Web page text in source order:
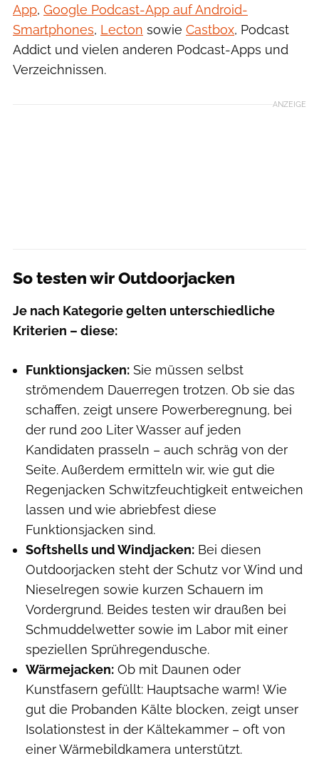
App, Google Podcast-App auf Android-
Smartphones, Lecton sowie Castbox, Podcast
Addict und vielen anderen Podcast-Apps und
Verzeichnissen.
ANZEIGE
So testen wir Outdoorjacken
Je nach Kategorie gelten unterschiedliche
Kriterien – diese:
Funktionsjacken: Sie müssen selbst
strömendem Dauerregen trotzen. Ob sie das
schaffen, zeigt unsere Powerberegnung, bei
der rund 200 Liter Wasser auf jeden
Kandidaten prasseln – auch schräg von der
Seite. Außerdem ermitteln wir, wie gut die
Regenjacken Schwitzfeuchtigkeit entweichen
lassen und wie abriebfest diese
Funktionsjacken sind.
Softshells und Windjacken: Bei diesen
Outdoorjacken steht der Schutz vor Wind und
Nieselregen sowie kurzen Schauern im
Vordergrund. Beides testen wir draußen bei
Schmuddelwetter sowie im Labor mit einer
speziellen Sprühregendusche.
Wärmejacken: Ob mit Daunen oder
Kunstfasern gefüllt: Hauptsache warm! Wie
gut die Probanden Kälte blocken, zeigt unser
Isolationstest in der Kältekammer – oft von
einer Wärmebildkamera unterstützt.